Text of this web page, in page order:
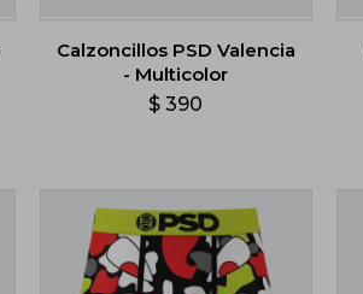
Calzoncillos PSD Valencia
- Multicolor
$ 390